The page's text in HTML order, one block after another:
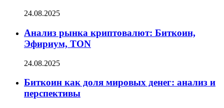
24.08.2025
Анализ рынка криптовалют: Биткоин,
Эфириум, TON
24.08.2025
Биткоин как доля мировых денег: анализ и
перспективы